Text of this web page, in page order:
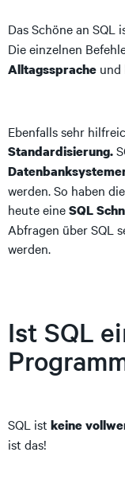
Das Schöne an SQL
Die einzelnen
Alltagssprache und
Ebenfalls sehr
Standardisierung.
werden. So haben
heute eineSQL
Abfragen über SQL
werden.
Ist SQL
SQL ist keine
ist das!